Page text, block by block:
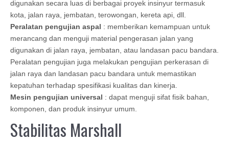
digunakan secara luas di berbagai proyek insinyur termasuk
kota, jalan raya, jembatan, terowongan, kereta api, dll.
Peralatan pengujian aspal : memberikan kemampuan untuk
merancang dan menguji material pengerasan jalan yang
digunakan di jalan raya, jembatan, atau landasan pacu bandara.
Peralatan pengujian juga melakukan pengujian perkerasan di
jalan raya dan landasan pacu bandara untuk memastikan
kepatuhan terhadap spesifikasi kualitas dan kinerja.
Mesin pengujian universal : dapat menguji sifat fisik bahan,
komponen, dan produk insinyur umum.
Stabilitas Marshall